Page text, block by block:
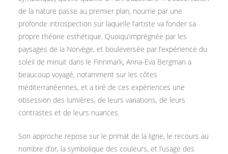
de la nature passe au premier plan, nourrie par une
profonde introspection sur laquelle l’artiste va fonder sa
propre théorie esthétique. Quoiqu’imprégnée par les
paysages de la Norvège, et bouleversée par l’expérience du
soleil de minuit dans le Finnmark, Anna-Eva Bergman a
beaucoup voyagé, notamment sur les côtes
méditerranéennes, et a tiré de ces expériences une
obsession des lumières, de leurs variations, de leurs
contrastes et de leurs nuances.
Son approche repose sur le primat de la ligne, le recours au
nombre d’or, la symbolique des couleurs, et l’usage des